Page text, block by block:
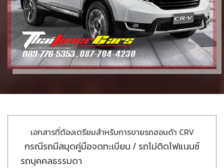
เอกสารที่ต้องเตรียมสำหรับการขายรถฮอนด้า CRV
กรณีรถมีสมุดคู่มือจดทะเบียน / รถไม่ติดไฟแนนซ์
รถบุคคลธรรมดา